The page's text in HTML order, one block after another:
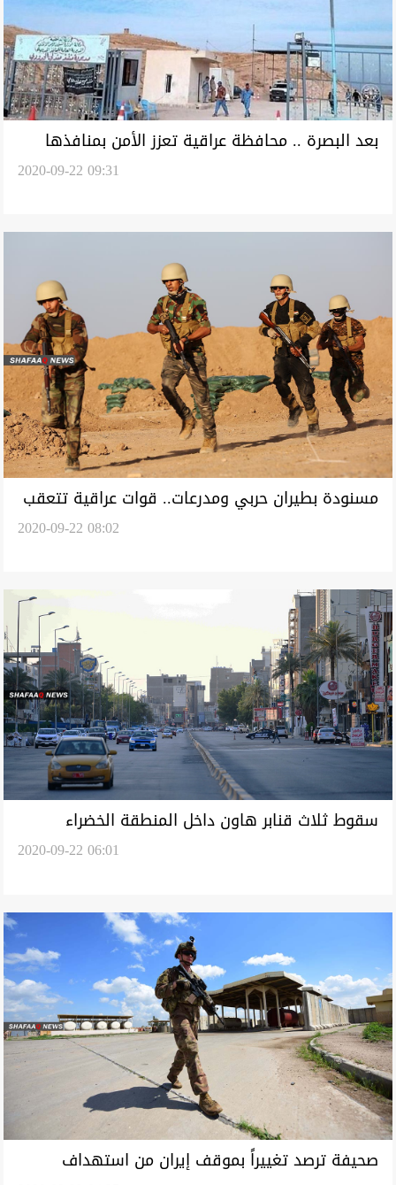
بعد البصرة .. محافظة عراقية تعزز الأمن بمنافذها
2020-09-22 09:31
مسنودة بطيران حربي ومدرعات.. قوات عراقية تتعقب
2020-09-22 08:02
سقوط ثلاث قنابر هاون داخل المنطقة الخضراء
2020-09-22 06:01
صحيفة ترصد تغييراً بموقف إيران من استهداف